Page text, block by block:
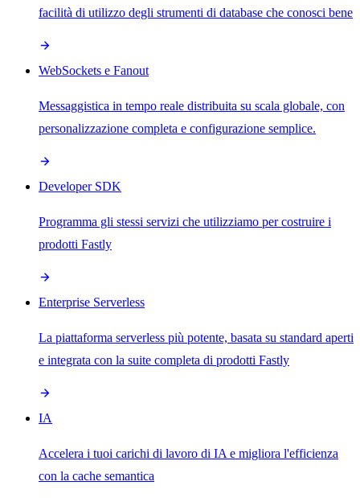
facilità di utilizzo degli strumenti di database che conosci bene
WebSockets e Fanout
Messaggistica in tempo reale distribuita su scala globale, con
personalizzazione completa e configurazione semplice.
Developer SDK
Programma gli stessi servizi che utilizziamo per costruire i
prodotti Fastly
Enterprise Serverless
La piattaforma serverless più potente, basata su standard aperti
e integrata con la suite completa di prodotti Fastly
IA
Accelera i tuoi carichi di lavoro di IA e migliora l'efficienza
con la cache semantica